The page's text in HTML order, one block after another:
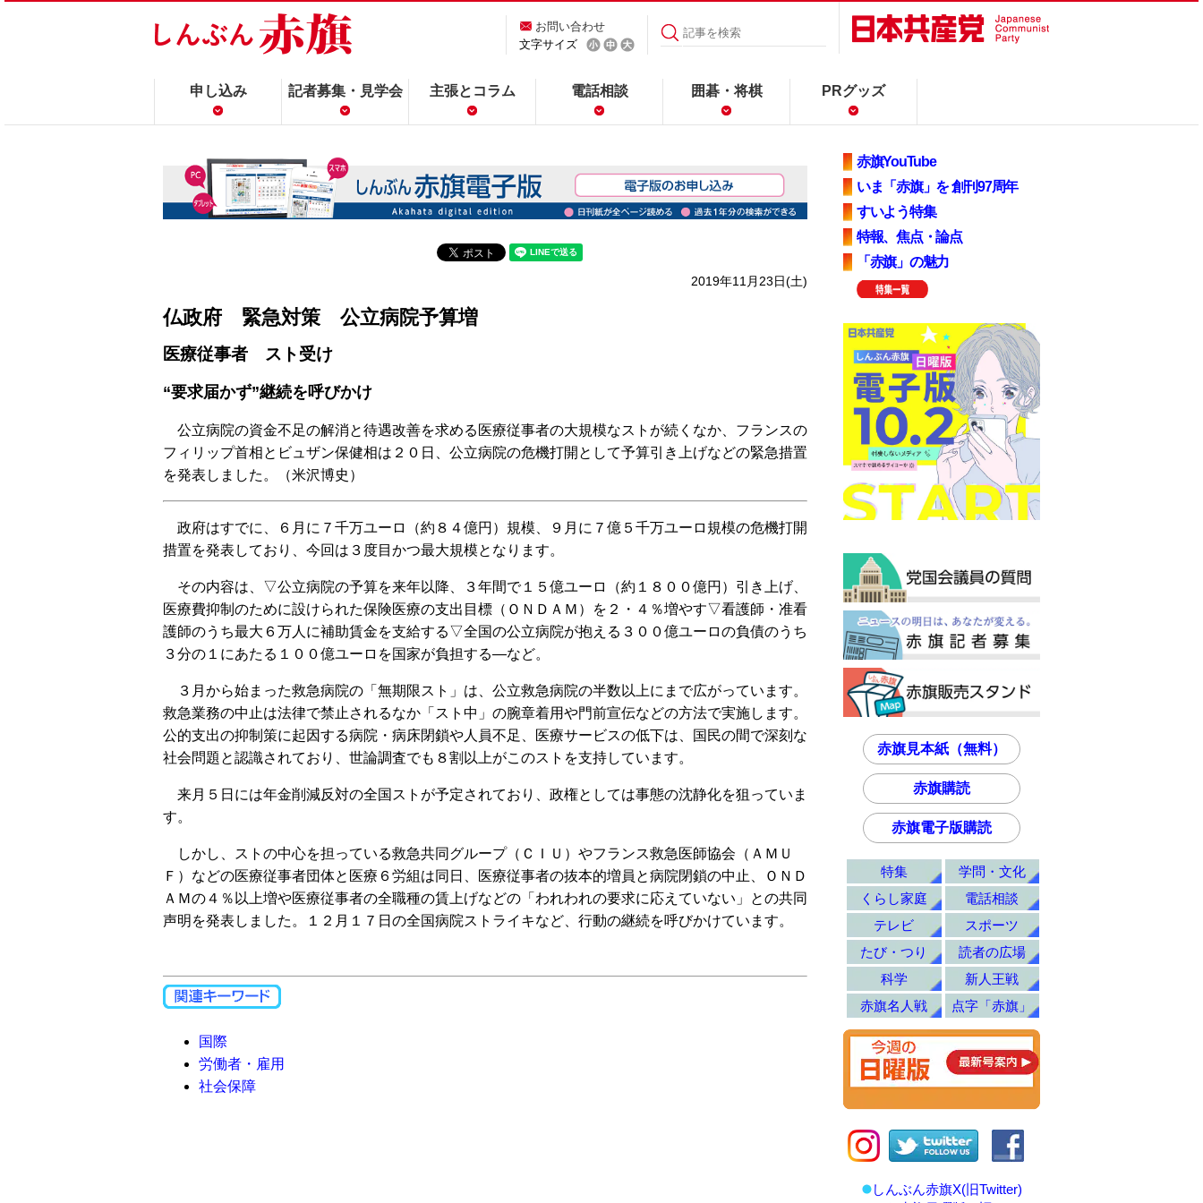
お問い合わせ
文字サイズ
申し込み 記者募集・見学会 主張とコラム 電話相談 囲碁・将棋 PRグッズ
2019年11月23日(土)
仏政府 緊急対策 公立病院予算増
医療従事者 スト受け
“要求届かず”継続を呼びかけ
公立病院の資金不足の解消と待遇改善を求める医療従事者の大規模なストが続くなか、フランスの
フィリップ首相とビュザン保健相は２０日、公立病院の危機打開として予算引き上げなどの緊急措置
を発表しました。（米沢博史）
政府はすでに、６月に７千万ユーロ（約８４億円）規模、９月に７億５千万ユーロ規模の危機打開
措置を発表しており、今回は３度目かつ最大規模となります。
その内容は、▽公立病院の予算を来年以降、３年間で１５億ユーロ（約１８００億円）引き上げ、
医療費抑制のために設けられた保険医療の支出目標（ＯＮＤＡＭ）を２・４％増やす▽看護師・准看
護師のうち最大６万人に補助賃金を支給する▽全国の公立病院が抱える３００億ユーロの負債のうち
３分の１にあたる１００億ユーロを国家が負担する―など。
３月から始まった救急病院の「無期限スト」は、公立救急病院の半数以上にまで広がっています。
救急業務の中止は法律で禁止されるなか「スト中」の腕章着用や門前宣伝などの方法で実施します。
公的支出の抑制策に起因する病院・病床閉鎖や人員不足、医療サービスの低下は、国民の間で深刻な
社会問題と認識されており、世論調査でも８割以上がこのストを支持しています。
来月５日には年金削減反対の全国ストが予定されており、政権としては事態の沈静化を狙っていま
す。
しかし、ストの中心を担っている救急共同グループ（ＣＩＵ）やフランス救急医師協会（ＡＭＵ
Ｆ）などの医療従事者団体と医療６労組は同日、医療従事者の抜本的増員と病院閉鎖の中止、ＯＮＤ
ＡＭの４％以上増や医療従事者の全職種の賃上げなどの「われわれの要求に応えていない」との共同
声明を発表しました。１２月１７日の全国病院ストライキなど、行動の継続を呼びかけています。
国際
労働者・雇用
社会保障
赤旗YouTube
いま「赤旗」を 創刊97周年
すいよう特集
特報、焦点・論点
「赤旗」の魅力
赤旗見本紙（無料）
赤旗購読
赤旗電子版購読
特集
学問・文化
くらし家庭
電話相談
テレビ
スポーツ
たび・つり
読者の広場
科学
新人王戦
赤旗名人戦
点字「赤旗」
しんぶん赤旗X(旧Twitter)